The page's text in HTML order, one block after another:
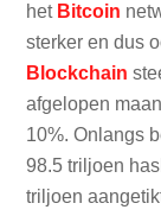
het Bitcoin
sterker en dus
Blockchain
afgelopen
10%. Onlangs
98.5 triljoen
triljoen